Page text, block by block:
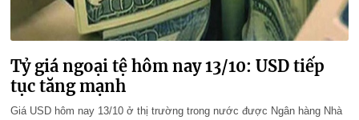
Tỷ giá ngoại tệ hôm nay 13/10: USD tiếp
tục tăng mạnh
Giá USD hôm nay 13/10 ở thị trường trong nước được Ngân hàng Nhà